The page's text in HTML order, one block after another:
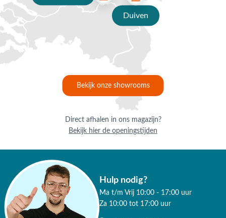
Duiven
Bekijk onze showrooms
Direct afhalen in ons magazijn?
Bekijk hier de openingstijden
Hulp nodig?
Ma t/m Vrij 10:00 - 17:00 uur
Za 10:00 tot 17:00 uur